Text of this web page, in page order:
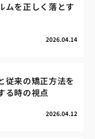
ムを正しく落とす
2026.04.14
従来の矯正方法を
る時の視点
2026.04.12